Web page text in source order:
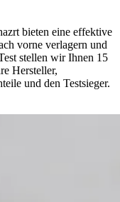
bieten eine effektive
vorne verlagern und
stellen wir Ihnen 15
Hersteller,
und den Testsieger.